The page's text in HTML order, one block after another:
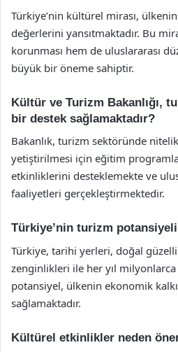
Türkiye’nin kültürel mirası,
değerlerini yansıtmaktadır. Bu
korunması hem de uluslararası
büyük bir öneme sahiptir.
Kültür ve Turizm Bakanlığı,
bir destek sağlamaktadır?
Bakanlık, turizm sektöründe
yetiştirilmesi için eğitim
etkinliklerini desteklemekte ve
faaliyetleri gerçekleştirmektedir.
Türkiye’nin turizm
Türkiye, tarihi yerleri, doğal
zenginlikleri ile her yıl milyonlarca
potansiyel, ülkenin ekonomik
sağlamaktadır.
Kültürel etkinlikler neden